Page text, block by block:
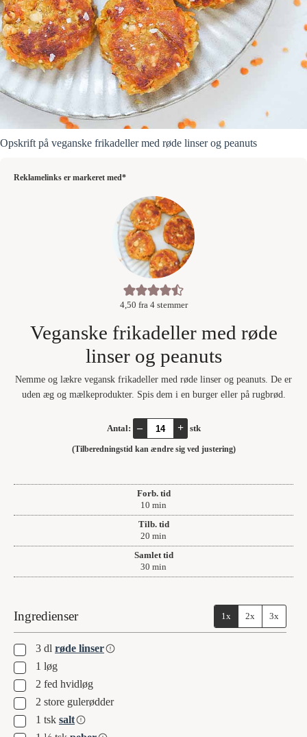
Opskrift på veganske frikadeller med røde linser og peanuts
Reklamelinks er markeret med*
4,50 fra 4stemmer
Veganske frikadeller med røde
linser og peanuts
Nemme og lækre vegansk frikadeller med røde linser og peanuts. De er
uden æg og mælkeprodukter. Spis dem i en burger eller på rugbrød.
Antal: – + stk
(Tilberedningstid kan ændre sig ved justering)
Forb. tid
10 minutter
min
Tilb. tid
20 minutter
min
Samlet tid
30 minutter
min
Ingredienser 1x 2x 3x
▢
3 dl røde linser
▢1 løg
▢
2 fed hvidløg
▢
2 store gulerødder
▢1 tsk salt